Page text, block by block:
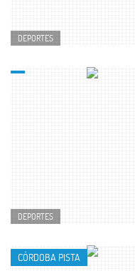
DEPORTES
DEPORTES
CÓRDOBA PISTA